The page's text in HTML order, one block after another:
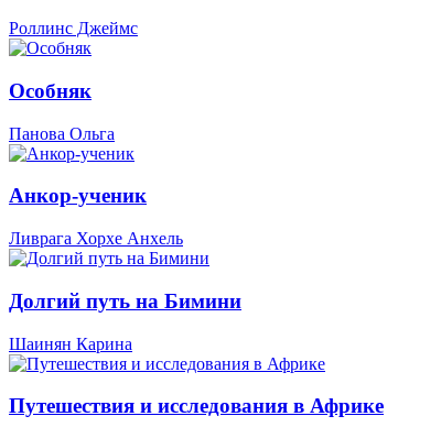
Роллинс Джеймс
Особняк
Панова Ольга
Анкор-ученик
Ливрага Хорхе Анхель
Долгий путь на Бимини
Шаинян Карина
Путешествия и исследования в Африке